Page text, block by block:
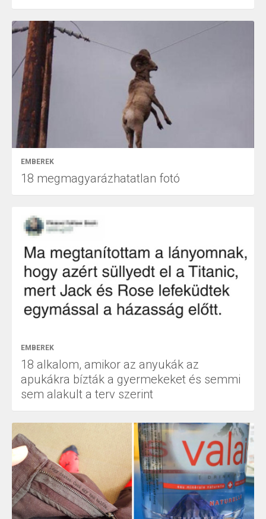
EMBEREK
18 megmagyarázhatatlan fotó
EMBEREK
18 alkalom, amikor az anyukák az
apukákra bízták a gyermekeket és semmi
sem alakult a terv szerint